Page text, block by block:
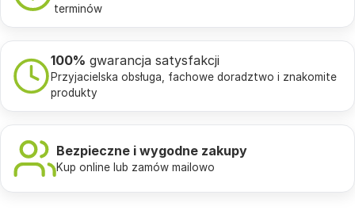
terminów
100% gwarancja satysfakcji
Przyjacielska obsługa, fachowe doradztwo i znakomite
produkty
Bezpieczne i wygodne zakupy
Kup online lub zamów mailowo